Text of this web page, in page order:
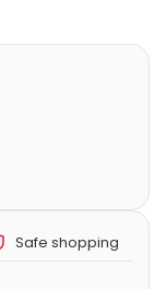
Safe shopping